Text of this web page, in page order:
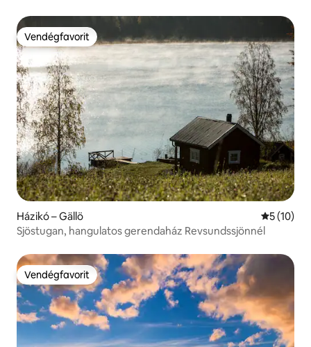
Vendégfavorit
Vendégfavorit
Házikó – Gällö Átlagos
5 (10)
Sjöstugan, hangulatos gerendaház Revsundssjönnél
Vendégfavorit
Vendégfavorit